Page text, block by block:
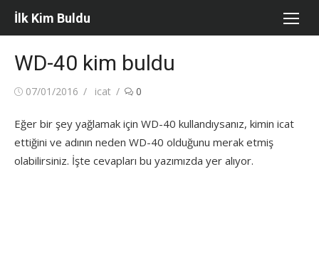
Skip
İlk Kim Buldu
WD-40 kim buldu
Posted
07/01/2016 Author
icat 0
Eğer bir şey yağlamak için WD-40 kullandıysanız, kimin icat
ettiğini ve adının neden WD-40 olduğunu merak etmiş
olabilirsiniz. İşte cevapları bu yazımızda yer alıyor.